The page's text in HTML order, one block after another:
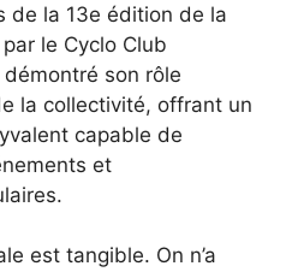
de la 13e édition de la
le Cyclo Club
son rôle
la collectivité, offrant un
capable de
et
est tangible. On n’a